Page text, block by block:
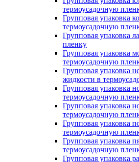
термоусадочную
Групповая упаковка
термоусадочную
Групповая упаковка
пленку
Групповая упаковка
термоусадочную
Групповая упаковка
жидкости в
Групповая упаковка
термоусадочную
Групповая упаковка
термоусадочную
Групповая упаковка
термоусадочную
Групповая упаковка
термоусадочную
Групповая упаковка